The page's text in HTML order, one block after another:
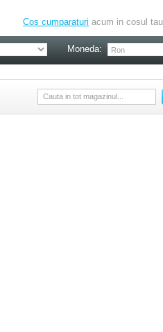
Cos cumparaturi acum in cosul tau
Moneda: